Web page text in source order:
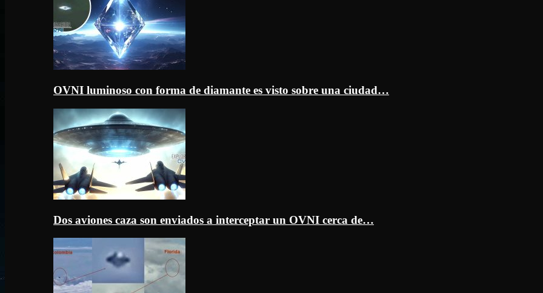
OVNI luminoso con forma de diamante es visto sobre una ciudad…
Dos aviones caza son enviados a interceptar un OVNI cerca de…